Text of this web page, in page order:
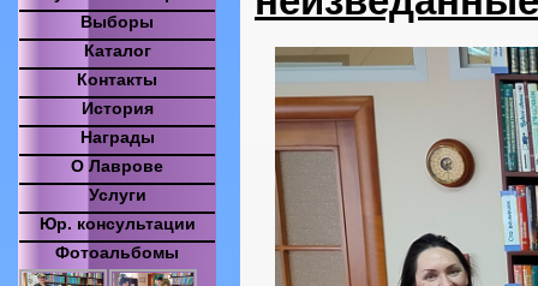
Выборы
Каталог
Контакты
История
Награды
О Лаврове
Услуги
Юр. консультации
Фотоальбомы